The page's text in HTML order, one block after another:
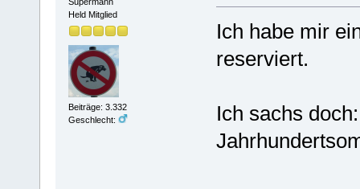
Held Mitglied
Beiträge: 3.332
Geschlecht:
Ich habe mir
reserviert.
Ich sachs